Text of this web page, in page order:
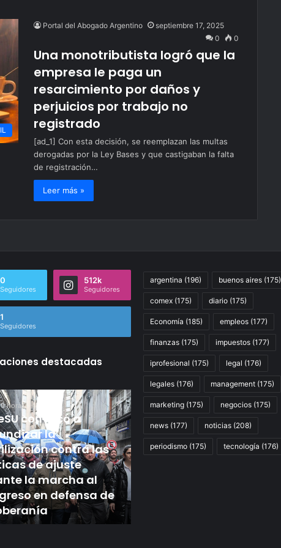
Portal del Abogado Argentino
septiembre 17, 2025
0
0
Una monotributista logró que la
empresa le paga un
resarcimiento por daños y
perjuicios por trabajo no
registrado
[ad_1] Con esta decisión, se reemplazan las multas
derogadas por la Ley Bases y que castigaban la falta
de registración…
Leer más »
0
Seguidores
512k
Seguidores
1
Seguidores
destacadas
horas
convocó a
la
contra las
de ajuste
la marcha al
en defensa de
Según
un
relevamiento
IDEA,
ocho
de
10
creen
Según un relevamiento de
argentina (196) buenos aires (175)
comex (175) diario (175)
Economía (185) empleos (177)
finanzas (175) impuestos (177)
iprofesional (175) legal (176)
legales (176) management (175)
marketing (175) negocios (175)
news (177) noticias (208)
periodismo (175) tecnología (176)